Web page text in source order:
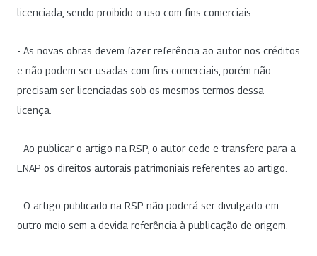
licenciada, sendo proibido o uso com fins comerciais.
- As novas obras devem fazer referência ao autor nos créditos
e não podem ser usadas com fins comerciais, porém não
precisam ser licenciadas sob os mesmos termos dessa
licença.
- Ao publicar o artigo na RSP, o autor cede e transfere para a
ENAP os direitos autorais patrimoniais referentes ao artigo.
- O artigo publicado na RSP não poderá ser divulgado em
outro meio sem a devida referência à publicação de origem.